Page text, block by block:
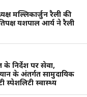
मल्लिकार्जुन रैली की
यशपाल आर्य ने रैली
के निर्देश पर सेवा,
के अंतर्गत सामुदायिक
स्पेशलिटी स्वास्थ्य